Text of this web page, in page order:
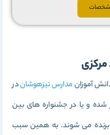
آموزانمدارس تیزهوشاندر
شده و یا در جشنواره های بین
برنده می شوند. به همین سبب